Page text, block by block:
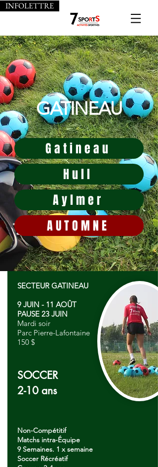
INFOLETTRE
GATINEAU
Gatineau
Hull
Aylmer
AUTOMNE
SECTEUR GATINEAU
9 JUIN - 11 AOÛT
PAUSE 23 JUIN
Mardi soir
Parc Pierre-Lafontaine
150 $
SOCCER
2-10 ans
Non-Compétitif
Matchs intra-Équipe
9 Semaines. 1 x semaine
Soccer Récréatif